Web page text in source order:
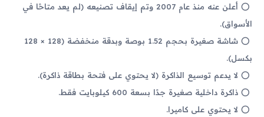
أعلن عنه منذ عام 2007 وتم إيقاف تصنيعه (لم يعد متاحًا في
الأسواق).
شاشة صغيرة بحجم 1.52 بوصة وبدقة منخفضة (128 × 128
بكسل).
لا يدعم توسيع الذاكرة (لا يحتوي على فتحة بطاقة ذاكرة).
ذاكرة داخلية صغيرة جدًا بسعة 600 كيلوبايت فقط.
لا يحتوي على كاميرا.